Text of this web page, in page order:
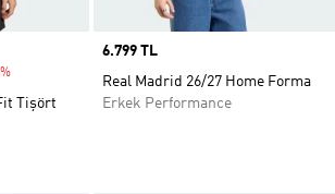
Tişört
Price
6.799 TL
Real Madrid 26/27 Home Forma
Erkek Performance